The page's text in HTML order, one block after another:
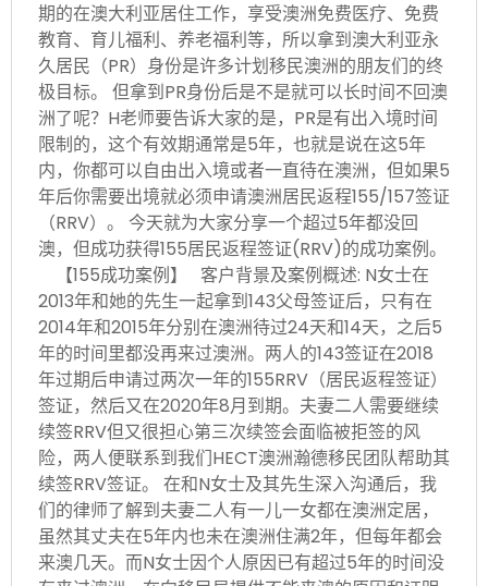
期的在澳大利亚居住工作，享受澳洲免费医疗、免费
教育、育儿福利、养老福利等，所以拿到澳大利亚永
久居民（PR）身份是许多计划移民澳洲的朋友们的终
极目标。 但拿到PR身份后是不是就可以长时间不回澳
洲了呢？H老师要告诉大家的是，PR是有出入境时间
限制的，这个有效期通常是5年，也就是说在这5年
内，你都可以自由出入境或者一直待在澳洲，但如果5
年后你需要出境就必须申请澳洲居民返程155/157签证
（RRV）。 今天就为大家分享一个超过5年都没回
澳，但成功获得155居民返程签证(RRV)的成功案例。
【155成功案例】 客户背景及案例概述: N女士在
2013年和她的先生一起拿到143父母签证后，只有在
2014年和2015年分别在澳洲待过24天和14天，之后5
年的时间里都没再来过澳洲。两人的143签证在2018
年过期后申请过两次一年的155RRV（居民返程签证）
签证，然后又在2020年8月到期。夫妻二人需要继续
续签RRV但又很担心第三次续签会面临被拒签的风
险，两人便联系到我们HECT澳洲瀚德移民团队帮助其
续签RRV签证。 在和N女士及其先生深入沟通后，我
们的律师了解到夫妻二人有一儿一女都在澳洲定居，
虽然其丈夫在5年内也未在澳洲住满2年，但每年都会
来澳几天。而N女士因个人原因已有超过5年的时间没